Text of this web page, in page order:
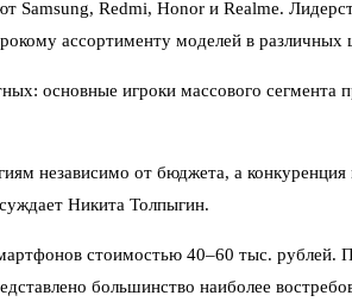
Redmi, Honor и Realme.
ассортименту моделей в
основные игроки массового
независимо от бюджета, а
Никита Толпыгин.
стоимостью 40–60 тыс.
большинство наиболее